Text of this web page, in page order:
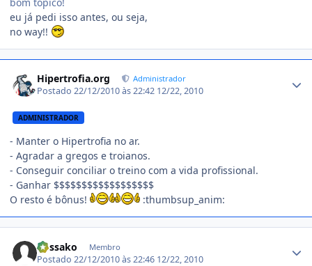
eu já pedi isso antes, ou seja,
no way!!
Hipertrofia.org Administrador
Postado22/12/2010 às 22:42 12/22, 2010
ADMINISTRADOR
- Manter o Hipertrofia no ar.
- Agradar a gregos e troianos.
- Conseguir conciliar o treino com a vida profissional.
- Ganhar $$$$$$$$$$$$$$$$$$
O resto é bônus!
:thumbsup_anim:
kossako Membro
Postado22/12/2010 às 22:46 12/22, 2010